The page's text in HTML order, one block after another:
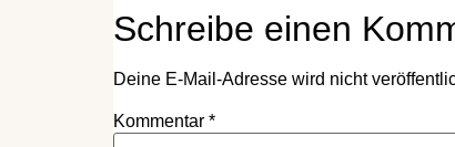
Schreibe einen
Deine E-Mail-Adresse wird nicht
Kommentar *